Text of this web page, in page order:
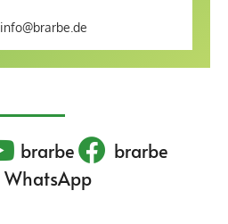
info@brarbe.de
brarbe
brarbe
WhatsApp